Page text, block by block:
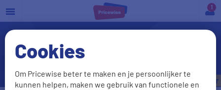
Cookies
Om Pricewise beter te maken en je persoonlijker te
kunnen helpen, maken we gebruik van functionele en
a
Hoe kan ik mijn de Goudse-
autoverzekering opzeggen?
Bespaar tot €535,- per jaar